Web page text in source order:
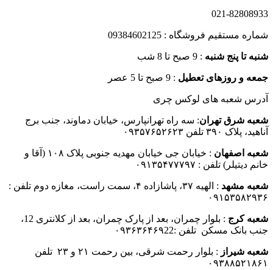
021-82808933
شماره مستقیم فروشگاه : 09384602125
شنبه تا پنج شنبه : 9 صبح تا 8 شب
جمعه و روزهای تعطیل : 9 صبح تا 5 عصر
آدرس شعبه های لوکس چری
شعبه شرق تهران: سه راه تهرانپارس، خیابان دماوند، جنب برج
آناهید، پلاک ۳۹۰ تلفن ۰۹۳۵۷۶۵۲۶۲۳
شعبه اصفهان
: خیابان جی خیابان مهدیه جنوبی پلاک ۱۰۸ (آقا و
خانم دیتیلر) تلفن : ۰۹۱۳۵۴۷۷۷۹۷
شعبه مشهد
: الهیه ۳۷، پاشازاده ۴، سمت راست، مغازه دوم تلفن :
۰۹۱۵۳۵۸۲۹۳۶
شعبه کرج
: بلوار چمران، بعد از پارک چمران، بعد از کلانتری 12،
جنب بانک مسکن تلفن :۰۹۳۶۳۶۴۶۹22
شعبه شیراز
: بلوار رحمت شرقی، بین رحمت ۲۱ و ۲۳ تلفن
۰۹۳۸۸۵۲۱۸۶۱